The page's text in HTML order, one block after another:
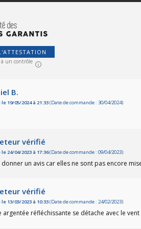
d'oiseaux sans
30 mètres de fil
oiseaux.
à un contrôle
B.
19/05/2024 à 21:33(Date de commande : 30/04/2024)
vérifié
24/04/2023 à 17:36(Date de commande : 09/04/2023)
un avis car elles ne sont pas encore
vérifié
13/03/2023 à 10:33(Date de commande : 24/02/2023)
argentée réfléchissante se détache avec le